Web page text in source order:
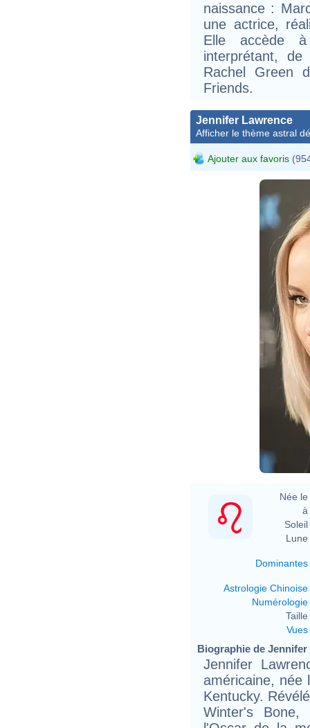
naissance :
une actrice,
Elle accède
interprétant,
Rachel Green
Friends.
Jennifer Lawrence
Afficher le thème astral
Ajouter aux favoris
Née le
à
Soleil
Lune
Dominantes
Astrologie Chinoise
Numérologie
Taille
Vues
Biographie de
Jennifer
américaine, née
Kentucky.
Winter's